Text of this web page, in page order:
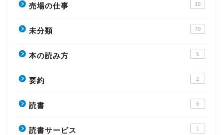
売場の仕事 19
未分類 70
本の読み方 5
要約 2
読書 6
読書サービス 1